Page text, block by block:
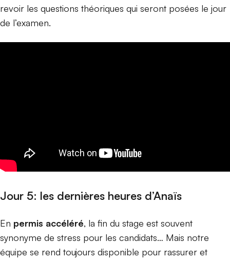
revoir les questions théoriques qui seront posées le jour
de l’examen.
Jour 5: les dernières heures d’Anaïs
En permis accéléré, la fin du stage est souvent
synonyme de stress pour les candidats… Mais notre
équipe se rend toujours disponible pour rassurer et